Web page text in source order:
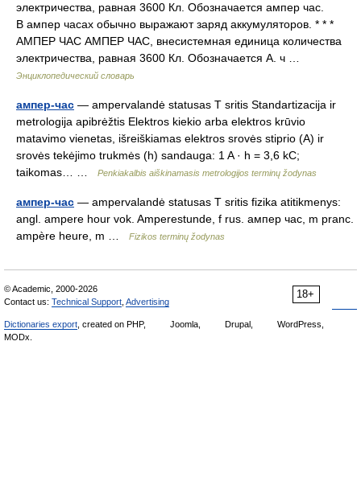
электричества, равная 3600 Кл. Обозначается ампер час.
В ампер часах обычно выражают заряд аккумуляторов. * * *
АМПЕР ЧАС АМПЕР ЧАС, внесистемная единица количества
электричества, равная 3600 Кл. Обозначается А. ч …
Энциклопедический словарь
ампер-час — ampervalandė statusas T sritis Standartizacija ir
metrologija apibrėžtis Elektros kiekio arba elektros krūvio
matavimo vienetas, išreiškiamas elektros srovės stiprio (A) ir
srovės tekėjimo trukmės (h) sandauga: 1 A · h = 3,6 kC;
taikomas… …
Penkiakalbis aiškinamasis metrologijos terminų žodynas
ампер-час — ampervalandė statusas T sritis fizika atitikmenys:
angl. ampere hour vok. Amperestunde, f rus. ампер час, m pranc.
ampère heure, m …
Fizikos terminų žodynas
18+
© Academic, 2000-2026
Contact us: Technical Support Advertising
Dictionaries export , created on PHP, Joomla, Drupal,
WordPress,
MODx.